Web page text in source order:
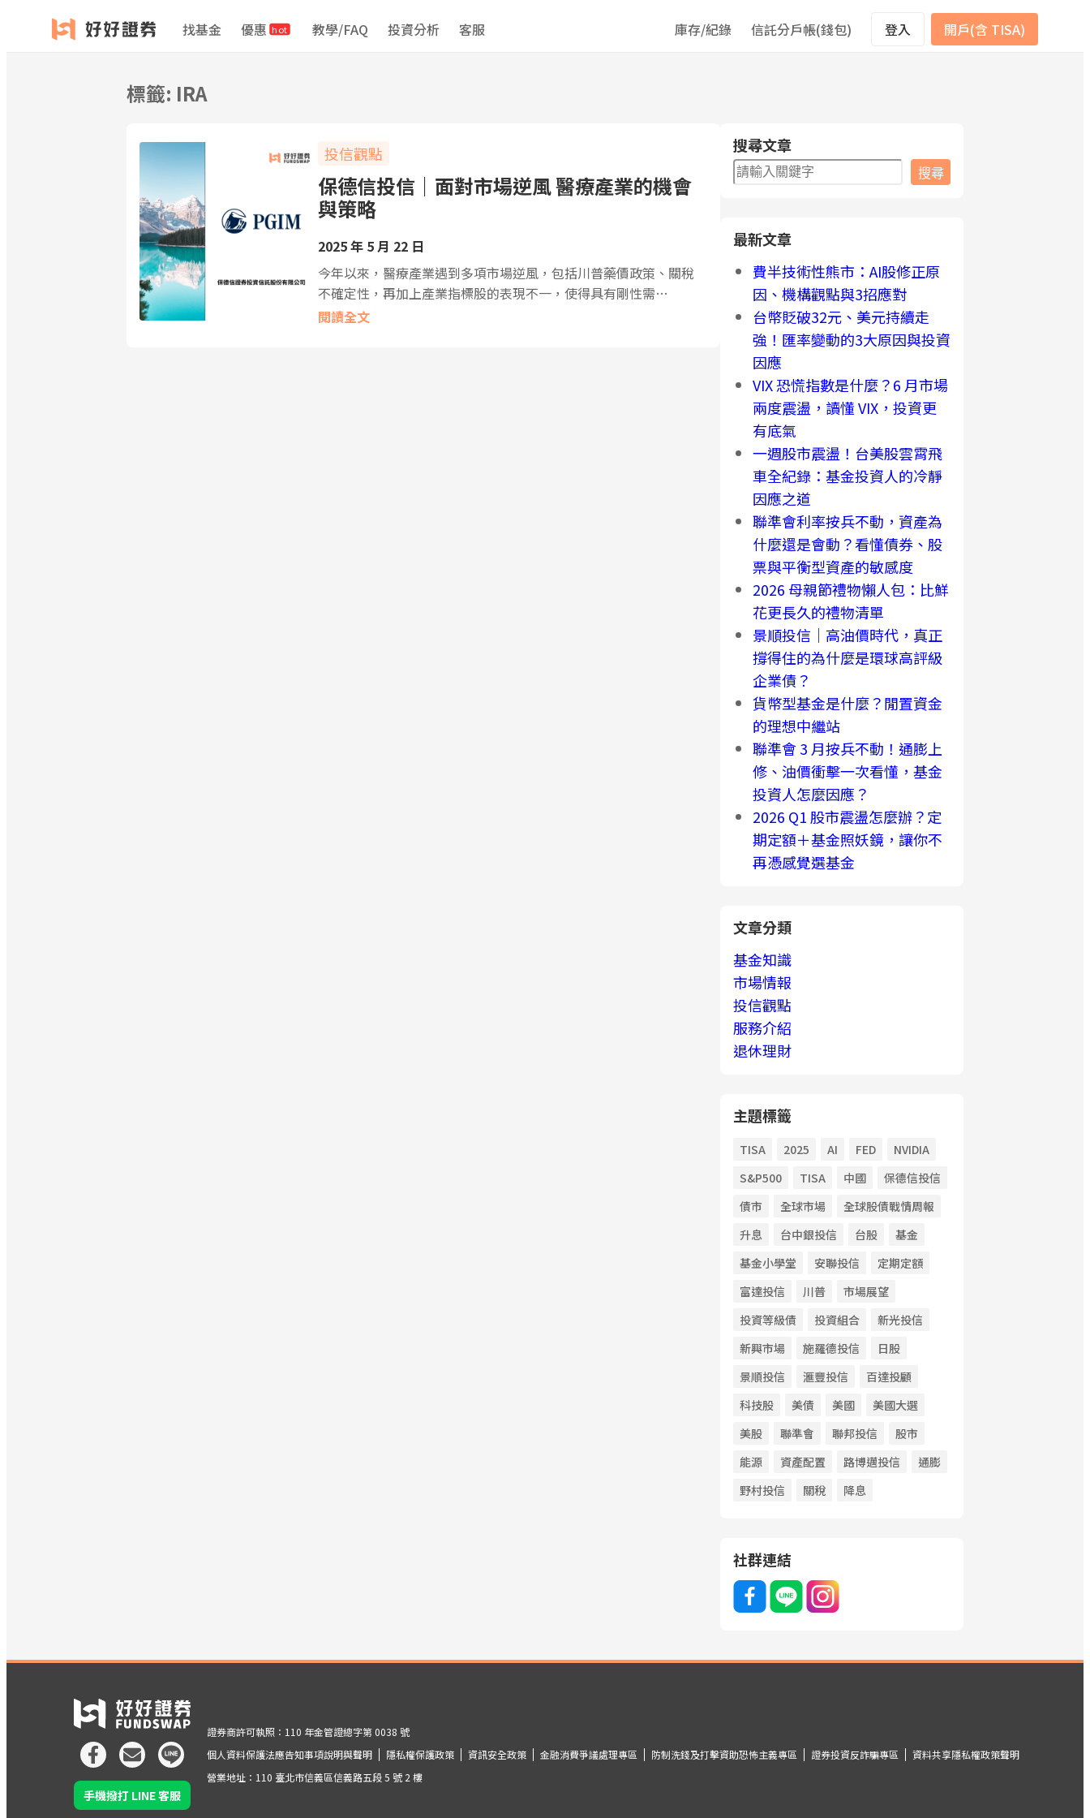
找基金 優惠 hot 教學/FAQ 投資分析 客服 庫存/紀錄 信託分戶帳(錢包) 登入 開戶(含 TISA)
標籤: IRA
投信觀點
保德信投信｜面對市場逆風 醫療產業的機會
與策略
2025 年 5 月 22 日
今年以來，醫療產業遇到多項市場逆風，包括川普藥價政策、關稅
不確定性，再加上產業指標股的表現不一，使得具有剛性需…
閱讀全文
搜尋文章
搜
尋
搜尋
最新文章
費半技術性熊市：AI股修正原
因、機構觀點與3招應對
台幣貶破32元、美元持續走
強！匯率變動的3大原因與投資
因應
VIX 恐慌指數是什麼？6 月市場
兩度震盪，讀懂 VIX，投資更
有底氣
一週股市震盪！台美股雲霄飛
車全紀錄：基金投資人的冷靜
因應之道
聯準會利率按兵不動，資產為
什麼還是會動？看懂債券、股
票與平衡型資產的敏感度
2026 母親節禮物懶人包：比鮮
花更長久的禮物清單
景順投信｜高油價時代，真正
撐得住的為什麼是環球高評級
企業債？
貨幣型基金是什麼？閒置資金
的理想中繼站
聯準會 3 月按兵不動！通膨上
修、油價衝擊一次看懂，基金
投資人怎麼因應？
2026 Q1 股市震盪怎麼辦？定
期定額＋基金照妖鏡，讓你不
再憑感覺選基金
文章分類
基金知識
市場情報
投信觀點
服務介紹
退休理財
主題標籤
TISA 2025 AI FED
NVIDIA
S&P500
TISA 中國
保德信投信
債市
全球市場
全球股債戰情周報
升息
台中銀投信 台股
基金
基金小學堂
安聯投信
定期定額
富達投信
川普
市場展望
投資等級債
投資組合
新光投信
新興市場
施羅德投信
日股
景順投信
滙豐投信
百達投顧
科技股
美債 美國
美國大選
美股
聯準會 聯邦投信
股市
能源
資產配置 路博邁投信
通膨
野村投信
關稅 降息
社群連結
手機撥打 LINE 客服
證券商許可執照：110 年金管證總字第 0038 號
個人資料保護法應告知事項說明與聲明
隱私權保護政策 資訊安全政策 金融消費爭議處理專區 防制洗錢及打擊資助恐怖主義專區 證券投資反詐騙專區
資料共享隱私權政策聲明
營業地址：110 臺北市信義區信義路五段 5 號 2 樓